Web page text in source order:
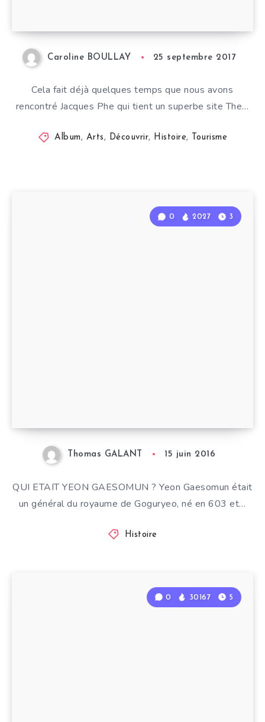
Caroline BOULLAY 25 septembre 2017
Cela fait déjà quelques temps que nous avons
rencontré Jacques Phe qui tient un superbe site The…
Album, Arts, Découvrir, Histoire, Tourisme
0 2027 3
Thomas GALANT 15 juin 2016
QUI ETAIT YEON GAESOMUN ? Yeon Gaesomun était
un général du royaume de Goguryeo, né en 603 et…
Histoire
0 30167 5